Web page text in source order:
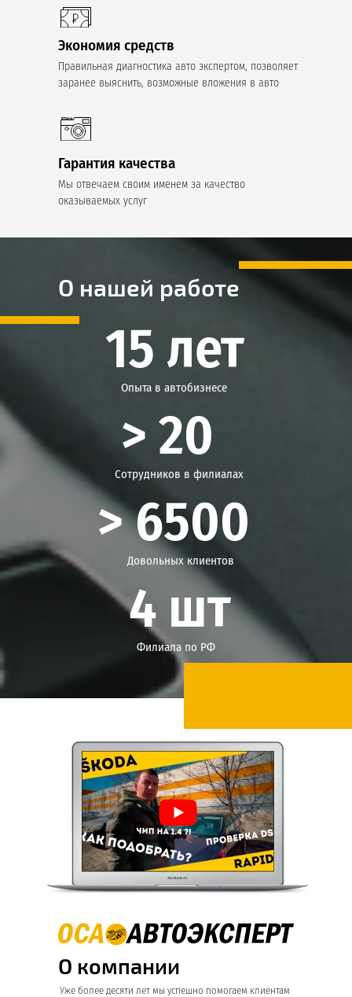
Экономия средств
Гарантия качества
Правильная диагностика авто экспертом, позволяет
заранее выяснить, возможные вложения в авто
Мы отвечаем своим именем за качество
оказываемых услуг
15 лет
Опыта в автобизнесе
4 шт
Филиала по РФ
> 20
> 6500
Довольных клиентов
Сотрудников в филиалах
О нашей работе
О компании
Уже более десяти лет мы успешно помогаем клиентам